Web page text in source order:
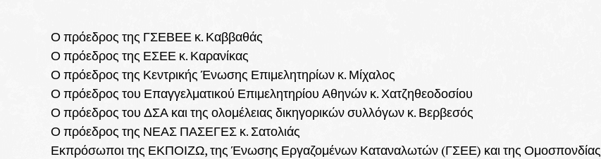
Ο πρόεδρος της ΓΣΕΒΕΕ κ. Καββαθάς
Ο πρόεδρος της ΕΣΕΕ κ. Καρανίκας
Ο πρόεδρος της Κεντρικής Ένωσης Επιμελητηρίων κ. Μίχαλος
Ο πρόεδρος του Επαγγελματικού Επιμελητηρίου Αθηνών κ. Χατζηθεοδοσίου
Ο πρόεδρος του ΔΣΑ και της ολομέλειας δικηγορικών συλλόγων κ. Βερβεσός
Ο πρόεδρος της ΝΕΑΣ ΠΑΣΕΓΕΣ κ. Σατολιάς
Εκπρόσωποι της ΕΚΠΟΙΖΩ, της Ένωσης Εργαζομένων Καταναλωτών (ΓΣΕΕ) και της Ομοσπονδίας